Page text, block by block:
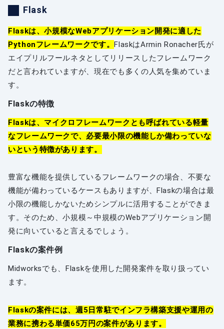
Flask
Flaskは、小規模なWebアプリケーション開発に適した
Pythonフレームワークです。FlaskはArmin Ronacher氏が
エイプリルフールネタとしてリリースしたフレームワーク
だと言われていますが、現在でも多くの人気を集めていま
す。
Flaskの特徴
Flaskは、マイクロフレームワークとも呼ばれている軽量
なフレームワークで、必要最小限の機能しか備わっていな
いという特徴があります。
豊富な機能を提供しているフレームワークの場合、不要な
機能が備わっているケースもありますが、Flaskの場合は最
小限の機能しかないためシンプルに活用することができま
す。そのため、小規模～中規模のWebアプリケーション開
発に向いていると言えるでしょう。
Flaskの案件例
Midworksでも、Flaskを使用した開発案件を取り扱ってい
ます。
Flaskの案件には、週5日常駐でインフラ構築支援や運用の
業務に携わる単価65万円の案件があります。